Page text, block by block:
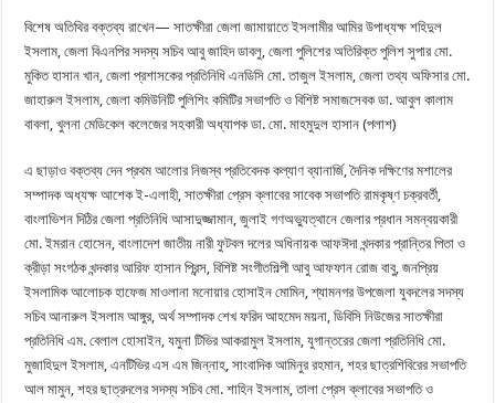
বিশেষ অতিথির বক্তব্য রাখেন— সাতক্ষীরা জেলা জামায়াতে ইসলামীর আমির উপাধ্যক্ষ শহিদুল
ইসলাম, জেলা বিএনপির সদস্য সচিব আবু জাহিদ ডাবলু, জেলা পুলিশের অতিরিক্ত পুলিশ সুপার মো.
মুকিত হাসান খান, জেলা প্রশাসকের প্রতিনিধি এনডিসি মো. তাজুল ইসলাম, জেলা তথ্য অফিসার মো.
জাহারুল ইসলাম, জেলা কমিউনিটি পুলিশিং কমিটির সভাপতি ও বিশিষ্ট সমাজসেবক ডা. আবুল কালাম
বাবলা, খুলনা মেডিকেল কলেজের সহকারী অধ্যাপক ডা. মো. মাহমুদুল হাসান (পলাশ)
এ ছাড়াও বক্তব্য দেন প্রথম আলোর নিজস্ব প্রতিবেদক কল্যাণ ব্যানার্জি, দৈনিক দক্ষিণের মশালের
সম্পাদক অধ্যক্ষ আশেক ই-এলাহী, সাতক্ষীরা প্রেস ক্লাবের সাবেক সভাপতি রামকৃষ্ণ চক্রবর্তী,
বাংলাভিশন দিঠির জেলা প্রতিনিধি আসাদুজ্জামান, জুলাই গণঅভ্যুত্থানে জেলার প্রধান সমন্বয়কারী
মো. ইমরান হোসেন, বাংলাদেশ জাতীয় নারী ফুটবল দলের অধিনায়ক আফঈদা খন্দকার প্রান্তির পিতা ও
ক্রীড়া সংগঠক খন্দকার আরিফ হাসান প্রিন্স, বিশিষ্ট সংগীতশিল্পী আবু আফফান রোজ বাবু, জনপ্রিয়
ইসলামিক আলোচক হাফেজ মাওলানা মনোয়ার হোসাইন মোমিন, শ্যামনগর উপজেলা যুবদলের সদস্য
সচিব আনারুল ইসলাম আঙ্গুর, অর্থ সম্পাদক শেখ ফরিদ আহমেদ ময়না, ডিবিসি নিউজের সাতক্ষীরা
প্রতিনিধি এম. বেলাল হোসাইন, যমুনা টিভির আকরামুল ইসলাম, যুগান্তরের জেলা প্রতিনিধি মো.
মুজাহিদুল ইসলাম, এনটিভির এস এম জিন্নাহ, সাংবাদিক আমিনুর রহমান, শহর ছাত্রশিবিরের সভাপতি
আল মামুন, শহর ছাত্রদলের সদস্য সচিব মো. শাহিন ইসলাম, তালা প্রেস ক্লাবের সভাপতি ও